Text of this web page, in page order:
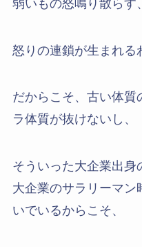
弱いもの怒鳴り散らす、
怒りの連鎖が生まれる
だからこそ、古い体質
ラ体質が抜けないし、
そういった大企業出身
大企業のサラリーマン
いでいるからこそ、